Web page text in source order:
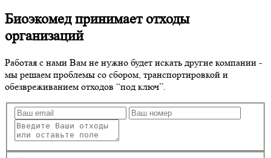
Биоэкомед принимает отходы
организаций
Работая с нами Вам не нужно будет искать другие компании -
мы решаем проблемы со сбором, транспортировкой и
обезвреживанием отходов “под ключ”.